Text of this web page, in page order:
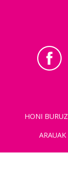
HONI BURUZ
ARAUAK